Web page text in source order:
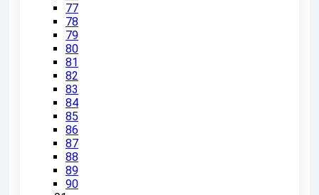
77
78
79
80
81
82
83
84
85
86
87
88
89
90